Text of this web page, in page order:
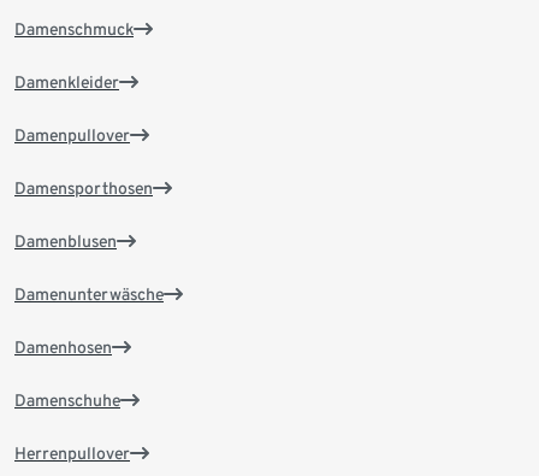
Damenschmuck
Damenkleider
Damenpullover
Damensporthosen
Damenblusen
Damenunterwäsche
Damenhosen
Damenschuhe
Herrenpullover